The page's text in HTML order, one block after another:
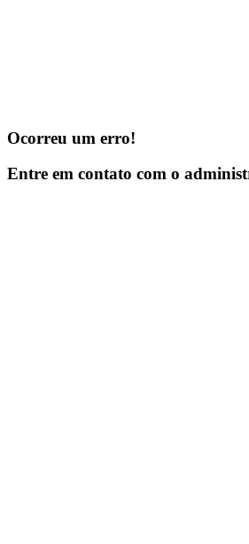
Ocorreu um erro!
Entre em contato com o